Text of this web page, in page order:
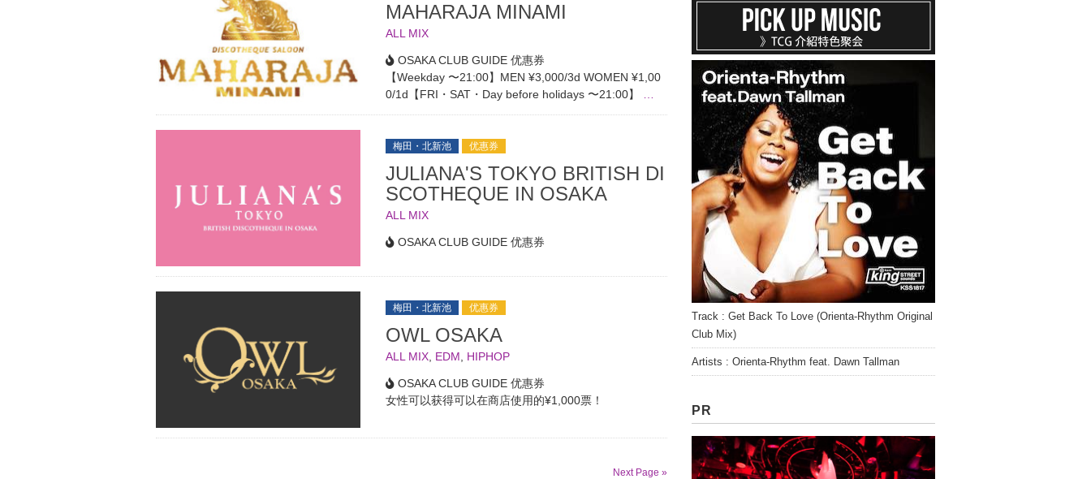
MAHARAJA MINAMI
ALL MIX
OSAKA CLUB GUIDE 优惠券
【Weekday 〜21:00】MEN ¥3,000/3d WOMEN ¥1,00
0/1d【FRI・SAT・Day before holidays 〜21:00】
梅田・北新池 优惠券
JULIANA'S TOKYO BRITISH DI
SCOTHEQUE IN OSAKA
ALL MIX
OSAKA CLUB GUIDE 优惠券
梅田・北新池 优惠券
OWL OSAKA
ALL MIX EDM HIPHOP
OSAKA CLUB GUIDE 优惠券
女性可以获得可以在商店使用的¥1,000票！
Next Page »
Track : Get Back To Love (Orienta-Rhythm Original
Club Mix)
Artists : Orienta-Rhythm feat. Dawn Tallman
PR